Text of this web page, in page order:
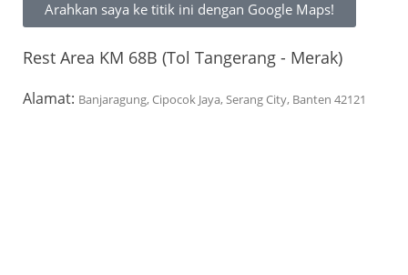
Arahkan saya ke titik ini dengan Google Maps!
Rest Area KM 68B (Tol Tangerang - Merak)
Alamat: Banjaragung, Cipocok Jaya, Serang City, Banten 42121